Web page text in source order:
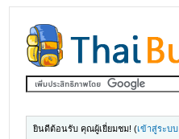
ยินดีต้อนรับ คุณผู้เยี่ยมชม! (เข้าสู่ระบบ